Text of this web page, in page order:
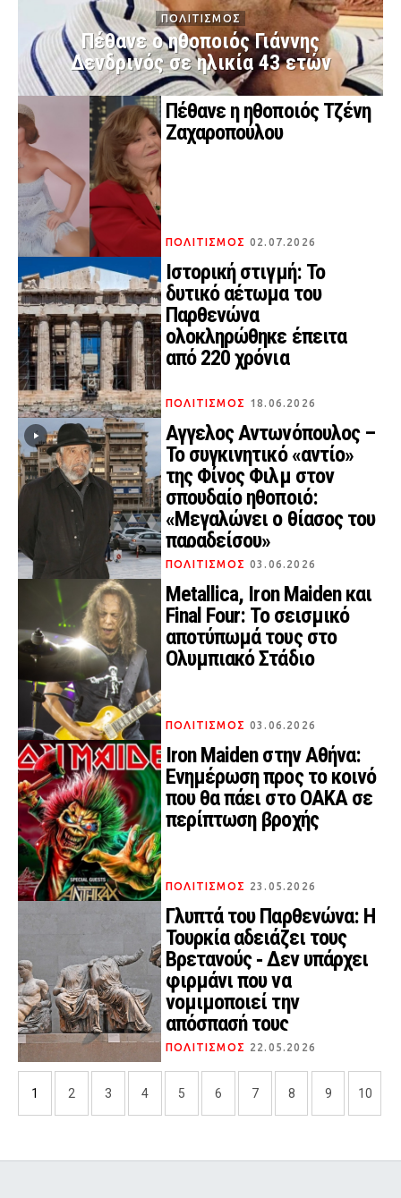
ΠΟΛΙΤΙΣΜΟΣ
Πέθανε ο ηθοποιός Γιάννης
Δενδρινός σε ηλικία 43 ετών
Πέθανε η ηθοποιός Τζένη
Ζαχαροπούλου
ΠΟΛΙΤΙΣΜΟΣ 02.07.2026
Ιστορική στιγμή: Το
δυτικό αέτωμα του
Παρθενώνα
ολοκληρώθηκε έπειτα
από 220 χρόνια
ΠΟΛΙΤΙΣΜΟΣ 18.06.2026
Αγγελος Αντωνόπουλος –
Το συγκινητικό «αντίο»
της Φίνος Φιλμ στον
σπουδαίο ηθοποιό:
«Μεγαλώνει ο θίασος του
παραδείσου»
ΠΟΛΙΤΙΣΜΟΣ 03.06.2026
Metallica, Iron Maiden και
Final Four: Το σεισμικό
αποτύπωμά τους στο
Ολυμπιακό Στάδιο
ΠΟΛΙΤΙΣΜΟΣ 03.06.2026
Iron Maiden στην Αθήνα:
Ενημέρωση προς το κοινό
που θα πάει στο ΟΑΚΑ σε
περίπτωση βροχής
ΠΟΛΙΤΙΣΜΟΣ 23.05.2026
Γλυπτά του Παρθενώνα: Η
Τουρκία αδειάζει τους
Βρετανούς ‑ Δεν υπάρχει
φιρμάνι που να
νομιμοποιεί την
απόσπασή τους
ΠΟΛΙΤΙΣΜΟΣ 22.05.2026
1 2 3 4 5 6 7 8 9 10